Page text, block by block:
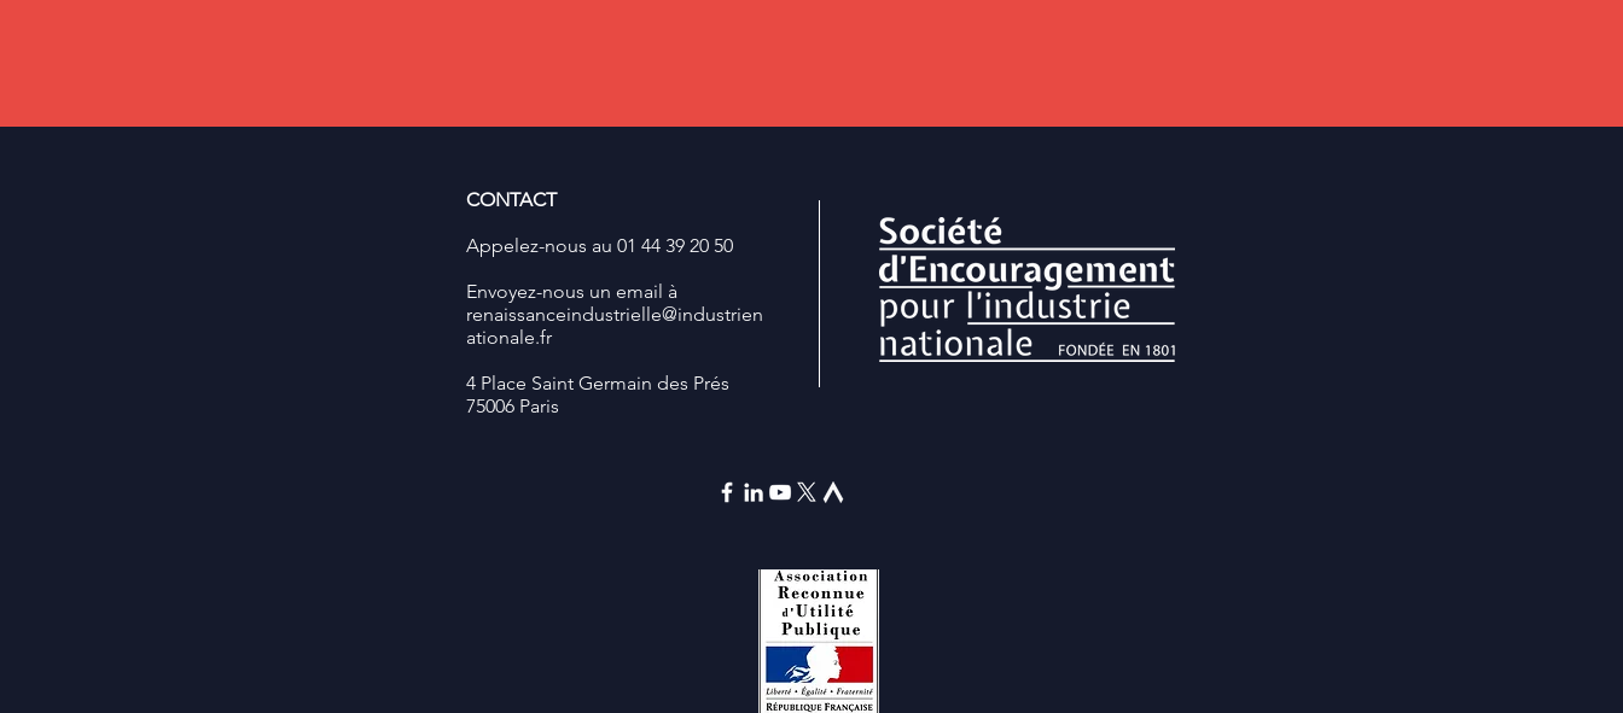
CONTACT
Appelez-nous au 01 44 39 20 50
​Envoyez-nous un email à
renaissanceindustrielle@industrien
ationale.fr
4 Place Saint Germain des Prés
75006 Paris